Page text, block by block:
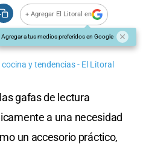
+ Agregar El Litoral en
Agregar a tus medios preferidos en Google
y tendencias - El Litoral
gafas de lectura
a una necesidad
un accesorio práctico,